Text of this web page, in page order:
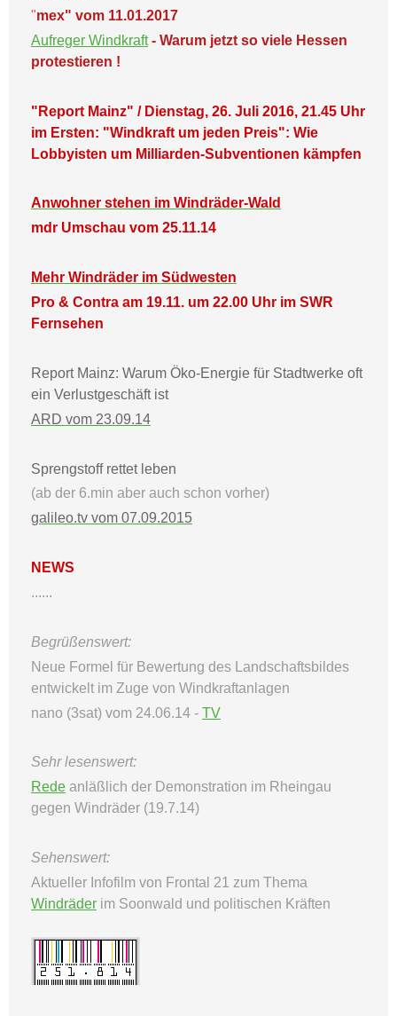
"mex" vom 11.01.2017
Aufreger Windkraft- Warum jetzt so viele Hessen
protestieren !
"Report Mainz" / Dienstag, 26. Juli 2016, 21.45 Uhr
im Ersten: "Windkraft um jeden Preis": Wie
Lobbyisten um Milliarden-Subventionen kämpfen
Anwohner stehen im Windräder-Wald
mdr Umschau vom 25.11.14
Mehr Windräder im Südwesten
Pro & Contra am 19.11. um 22.00 Uhr im SWR
Fernsehen
Report Mainz: Warum Öko-Energie für Stadtwerke oft
ein Verlustgeschäft ist
ARD vom 23.09.14
Sprengstoff rettet leben
(ab der 6.min aber auch schon vorher)
galileo.tv vom 07.09.2015
NEWS
......
Begrüßenswert:
Neue Formel für Bewertung des Landschaftsbildes
entwickelt im Zuge von Windkraftanlagen
nano (3sat) vom 24.06.14 - TV
Sehr lesenswert:
Rede anläßlich der Demonstration im Rheingau
gegen Windräder (19.7.14)
Sehenswert:
Aktueller Infofilm von Frontal 21 zum Thema
Windräder im Soonwald und politischen Kräften